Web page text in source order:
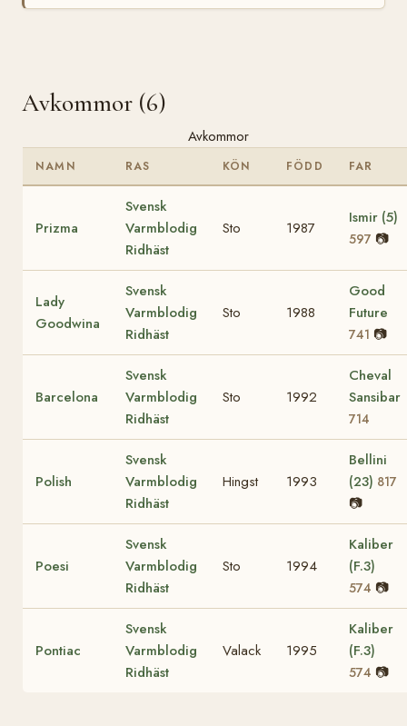
Avkommor (6)
Avkommor
NAMN RAS KÖN FÖDD FAR
Prizma
Svensk
Varmblodig
Ridhäst
Sto 1987
Ismir (5)
597 📷
Lady
Goodwina
Svensk
Varmblodig
Ridhäst
Sto 1988
Good
Future
741 📷
Barcelona
Svensk
Varmblodig
Ridhäst
Sto 1992
Cheval
Sansibar
714
Polish
Svensk
Varmblodig
Ridhäst
Hingst 1993
Bellini
(23) 817
📷
Poesi
Svensk
Varmblodig
Ridhäst
Sto 1994
Kaliber
(F.3)
574 📷
Pontiac
Svensk
Varmblodig
Ridhäst
Valack 1995
Kaliber
(F.3)
574 📷